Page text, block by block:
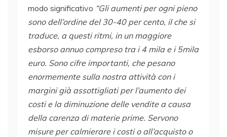
modo significativo “Gli aumenti per ogni pieno
sono dell’ordine del 30-40 per cento, il che si
traduce, a questi ritmi, in un maggiore
esborso annuo compreso tra i 4 mila e i 5mila
euro. Sono cifre importanti, che pesano
enormemente sulla nostra attività con i
margini già assottigliati per l’aumento dei
costi e la diminuzione delle vendite a causa
della carenza di materie prime. Servono
misure per calmierare i costi o all’acquisto o